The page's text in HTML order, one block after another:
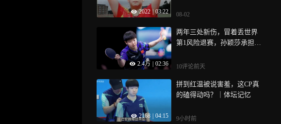
2022 | 03:22 08-02
2.4万 02:36
两年三处新伤，冒着丢世界
第1风险退赛，孙颖莎承担有
10评论前天
2168 04:15
拼到红温被说害羞，这CP真
的磕得动吗？｜体坛记忆
9小时前